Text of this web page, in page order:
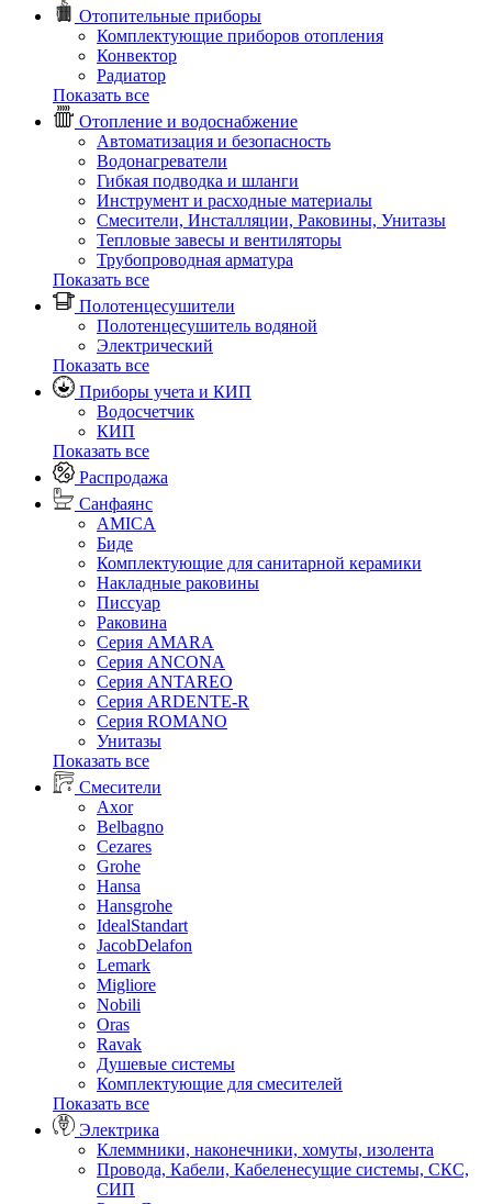
Отопительные приборы
Комплектующие приборов отопления
Конвектор
Радиатор
Показать все
Отопление и водоснабжение
Автоматизация и безопасность
Водонагреватели
Гибкая подводка и шланги
Инструмент и расходные материалы
Смесители, Инсталляции, Раковины, Унитазы
Тепловые завесы и вентиляторы
Трубопроводная арматура
Показать все
Полотенцесушители
Полотенцесушитель водяной
Электрический
Показать все
Приборы учета и КИП
Водосчетчик
КИП
Показать все
Распродажа
Санфаянс
AMICA
Биде
Комплектующие для санитарной керамики
Накладные раковины
Писсуар
Раковина
Серия AMARA
Серия ANCONA
Серия ANTAREO
Серия ARDENTE-R
Серия ROMANO
Унитазы
Показать все
Смесители
Axor
Belbagno
Cezares
Grohe
Hansa
Hansgrohe
IdealStandart
JacobDelafon
Lemark
Migliore
Nobili
Oras
Ravak
Душевые системы
Комплектующие для смесителей
Показать все
Электрика
Клеммники, наконечники, хомуты, изолента
Провода, Кабели, Кабеленесущие системы, СКС,
СИП